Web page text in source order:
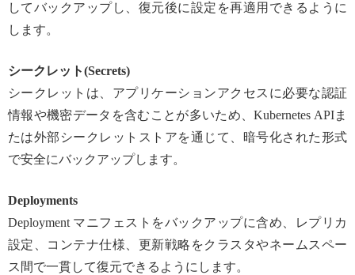
してバックアップし、復元後に設定を再適用できるように
します。
シークレット(Secrets)
シークレットは、アプリケーションアクセスに必要な認証
情報や機密データを含むことが多いため、Kubernetes APIま
たは外部シークレットストアを通じて、暗号化された形式
で安全にバックアップします。
Deployments
Deployment マニフェストをバックアップに含め、レプリカ
設定、コンテナ仕様、更新戦略をクラスタやネームスペー
ス間で一貫して復元できるようにします。